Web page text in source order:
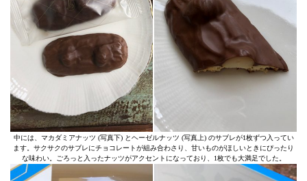
中には、マカダミアナッツ (写真下) とヘーゼルナッツ (写真上) のサブレが1枚ずつ入ってい
ます。サクサクのサブレにチョコレートが組み合わさり、甘いものがほしいときにぴったり
な味わい。ごろっと入ったナッツがアクセントになっており、1枚でも大満足でした。